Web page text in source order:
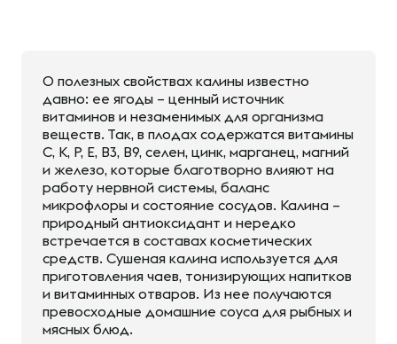
О полезных свойствах калины известно
давно: ее ягоды – ценный источник
витаминов и незаменимых для организма
веществ. Так, в плодах содержатся витамины
C, K, P, E, B3, B9, селен, цинк, марганец, магний
и железо, которые благотворно влияют на
работу нервной системы, баланс
микрофлоры и состояние сосудов. Калина –
природный антиоксидант и нередко
встречается в составах косметических
средств. Сушеная калина используется для
приготовления чаев, тонизирующих напитков
и витаминных отваров. Из нее получаются
превосходные домашние соуса для рыбных и
мясных блюд.